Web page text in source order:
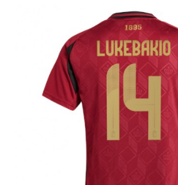
Trgovina
Zaključek nakupa